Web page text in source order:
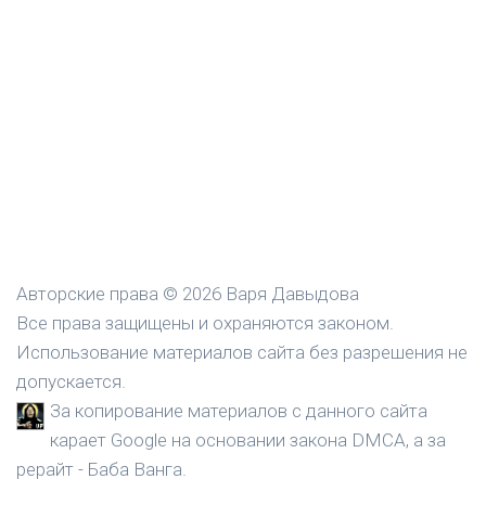
Авторские права © 2026 Варя Давыдова
Все права защищены и охраняются законом.
Использование материалов сайта без разрешения не
допускается.
За копирование материалов с данного сайта
карает Google на основании закона DMCA, а за
рерайт - Баба Ванга.